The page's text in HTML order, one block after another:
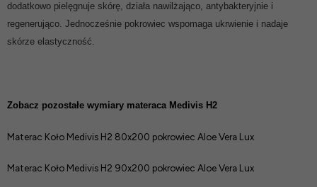
dodatkowo pielęgnuje skórę, działa nawilżająco, antybakteryjnie i
regenerująco. Jednocześnie pokrowiec wspomaga ukrwienie i nadaje
skórze elastyczność.
Zobacz pozostałe wymiary materaca Medivis H2
Materac Koło Medivis H2 80x200 pokrowiec Aloe Vera Lux
Materac Koło Medivis H2 90x200 pokrowiec Aloe Vera Lux